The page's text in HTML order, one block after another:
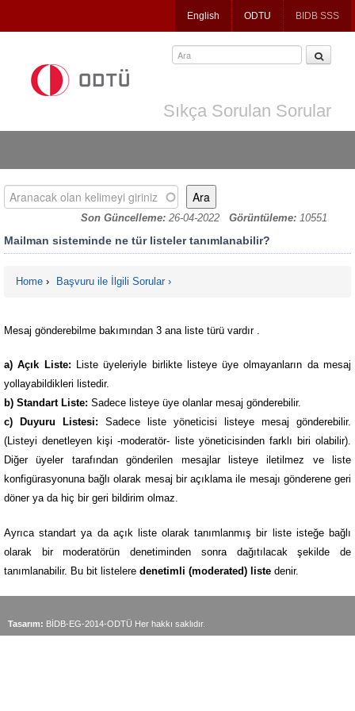
to
English ODTU BIDB SSS
Sıkça Sorulan Sorular
Son Güncelleme: 26-04-2022 Görüntüleme: 10551
Aranacak olan kelimeyi giriniz
Mailman sisteminde ne tür listeler tanımlanabilir?
Home › Başvuru ile İlgili Sorular
Mesaj gönderebilme bakımından 3 ana liste türü vardır .
a) Açık Liste: Liste üyeleriyle birlikte listeye üye olmayanların da mesaj
yollayabildikleri listedir.
b) Standart Liste: Sadece listeye üye olanlar mesaj gönderebilir.
c) Duyuru Listesi: Sadece liste yöneticisi listeye mesaj gönderebilir.
(Listeyi denetleyen kişi -moderatör- liste yöneticisinden farklı biri olabilir).
Diğer üyeler tarafından gönderilen mesajlar listeye iletilmez ve liste
konfigürasyonuna bağlı olarak mesaj bir açıklama ile mesajı gönderene geri
döner ya da hiç bir geri bildirim olmaz.
Ayrıca standart ya da açık liste olarak tanımlanmış bir liste isteğe bağlı
olarak bir moderatörün denetiminden sonra dağıtılacak şekilde de
tanımlanabilir. Bu bit listelere denetimli (moderated) liste denir.
Tasarım: BİDB-EG-2014-ODTÜ Her hakkı saklıdır.